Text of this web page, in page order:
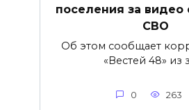
поселения за видео
СВО
Об этом сообщает
«Вестей 48» из
0 263